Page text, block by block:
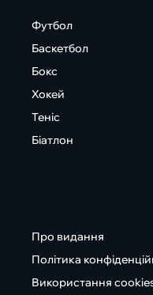
Футбол
Баскетбол
Бокс
Хокей
Теніс
Біатлон
Про видання
Політика
Використання